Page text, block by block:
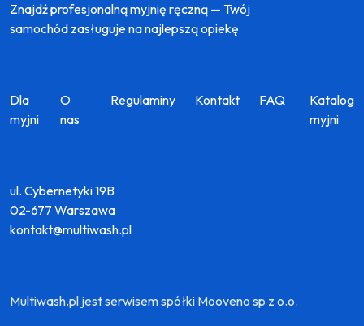
Znajdź profesjonalną myjnię ręczną — Twój
samochód zasługuje na najlepszą opiekę
Dla
myjni
O
nas
Regulaminy Kontakt FAQ
Katalog
myjni
ul. Cybernetyki 19B
02-677 Warszawa
kontakt@multiwash.pl
Multiwash.pl jest serwisem spółki Mooveno sp z o.o.